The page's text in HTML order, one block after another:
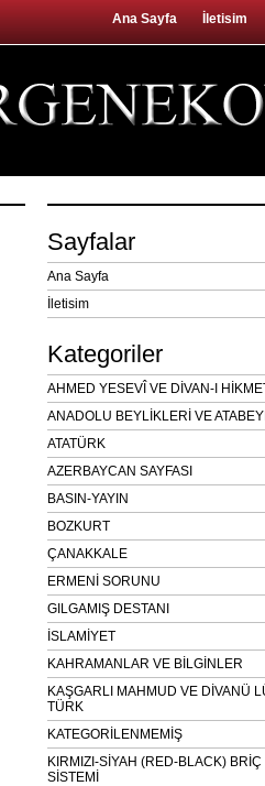
Ana Sayfa İletisim
Sayfalar
Ana Sayfa
İletisim
Kategoriler
AHMED YESEVÎ VE DİVAN-I
ANADOLU BEYLİKLERİ VE
ATATÜRK
AZERBAYCAN SAYFASI
BASIN-YAYIN
BOZKURT
ÇANAKKALE
ERMENİ SORUNU
GILGAMIŞ DESTANI
İSLAMİYET
KAHRAMANLAR VE BİLGİNLER
KAŞGARLI MAHMUD VE DİVANÜ
TÜRK
KATEGORİLENMEMİŞ
KIRMIZI-SİYAH (RED-BLACK) BRİÇ
SİSTEMİ